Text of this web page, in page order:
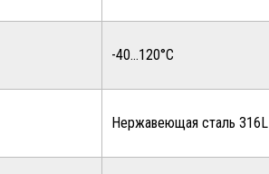
-40…120°С
Нержавеющая сталь 316L